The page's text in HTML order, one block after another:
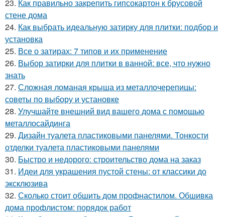
23. Как правильно закрепить гипсокартон к брусовой
стене дома
24. Как выбрать идеальную затирку для плитки: подбор и
установка
25. Все о затирах: 7 типов и их применение
26. Выбор затирки для плитки в ванной: все, что нужно
знать
27. Сложная ломаная крыша из металлочерепицы:
советы по выбору и установке
28. Улучшайте внешний вид вашего дома с помощью
металлосайдинга
29. Дизайн туалета пластиковыми панелями. Тонкости
отделки туалета пластиковыми панелями
30. Быстро и недорого: строительство дома на заказ
31. Идеи для украшения пустой стены: от классики до
эксклюзива
32. Сколько стоит обшить дом профнастилом. Обшивка
дома профлистом: порядок работ